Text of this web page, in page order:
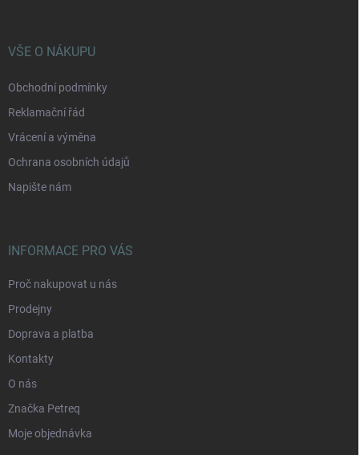
VŠE O NÁKUPU
Obchodní podmínky
Reklamační řád
Vrácení a výměna
Ochrana osobních údajů
Napište nám
INFORMACE PRO VÁS
Proč nakupovat u nás
Prodejny
Doprava a platba
Kontakty
O nás
Značka Petreq
Moje objednávka